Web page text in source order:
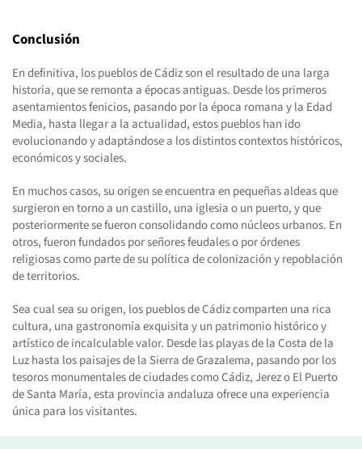
Conclusión
En definitiva, los pueblos de Cádiz son el resultado de una larga
historia, que se remonta a épocas antiguas. Desde los primeros
asentamientos fenicios, pasando por la época romana y la Edad
Media, hasta llegar a la actualidad, estos pueblos han ido
evolucionando y adaptándose a los distintos contextos históricos,
económicos y sociales.
En muchos casos, su origen se encuentra en pequeñas aldeas que
surgieron en torno a un castillo, una iglesia o un puerto, y que
posteriormente se fueron consolidando como núcleos urbanos. En
otros, fueron fundados por señores feudales o por órdenes
religiosas como parte de su política de colonización y repoblación
de territorios.
Sea cual sea su origen, los pueblos de Cádiz comparten una rica
cultura, una gastronomía exquisita y un patrimonio histórico y
artístico de incalculable valor. Desde las playas de la Costa de la
Luz hasta los paisajes de la Sierra de Grazalema, pasando por los
tesoros monumentales de ciudades como Cádiz, Jerez o El Puerto
de Santa María, esta provincia andaluza ofrece una experiencia
única para los visitantes.